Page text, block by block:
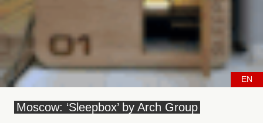
EN
Moscow: ‘Sleepbox’ by Arch Group